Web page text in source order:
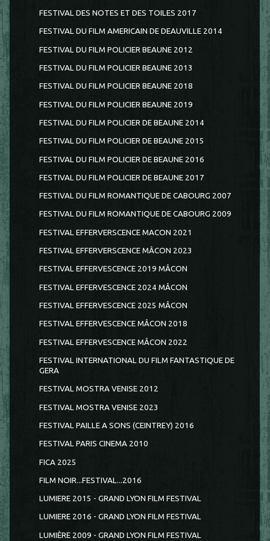
FESTIVAL DES NOTES ET DES TOILES 2017
FESTIVAL DU FILM AMERICAIN DE DEAUVILLE 2014
FESTIVAL DU FILM POLICIER BEAUNE 2012
FESTIVAL DU FILM POLICIER BEAUNE 2013
FESTIVAL DU FILM POLICIER BEAUNE 2018
FESTIVAL DU FILM POLICIER BEAUNE 2019
FESTIVAL DU FILM POLICIER DE BEAUNE 2014
FESTIVAL DU FILM POLICIER DE BEAUNE 2015
FESTIVAL DU FILM POLICIER DE BEAUNE 2016
FESTIVAL DU FILM POLICIER DE BEAUNE 2017
FESTIVAL DU FILM ROMANTIQUE DE CABOURG 2007
FESTIVAL DU FILM ROMANTIQUE DE CABOURG 2009
FESTIVAL EFFERVERSCENCE MACON 2021
FESTIVAL EFFERVERSCENCE MÂCON 2023
FESTIVAL EFFERVESCENCE 2019 MÂCON
FESTIVAL EFFERVESCENCE 2024 MÂCON
FESTIVAL EFFERVESCENCE 2025 MÂCON
FESTIVAL EFFERVESCENCE MÂCON 2018
FESTIVAL EFFERVESCENCE MÂCON 2022
FESTIVAL INTERNATIONAL DU FILM FANTASTIQUE DE
GERA
FESTIVAL MOSTRA VENISE 2012
FESTIVAL MOSTRA VENISE 2023
FESTIVAL PAILLE A SONS (CEINTREY) 2016
FESTIVAL PARIS CINEMA 2010
FICA 2025
FILM NOIR...FESTIVAL...2016
LUMIERE 2015 - GRAND LYON FILM FESTIVAL
LUMIERE 2016 - GRAND LYON FILM FESTIVAL
LUMIÈRE 2009 - GRAND LYON FILM FESTIVAL